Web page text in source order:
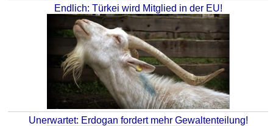
Endlich: Türkei wird Mitglied in der EU!
Unerwartet: Erdogan fordert mehr Gewaltenteilung!